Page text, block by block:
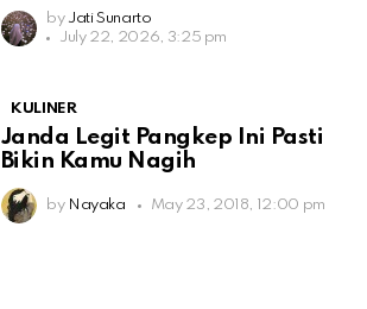
by Jati Sunarto
July 22, 2026, 3:25 pm
KULINER
Janda Legit Pangkep Ini Pasti
Bikin Kamu Nagih
by Nayaka May 23, 2018, 12:00 pm